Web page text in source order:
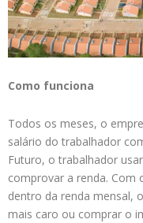
Como funciona
Todos os meses, o
salário do trabalhador
Futuro, o trabalhador
comprovar a renda. Com
dentro da renda mensal,
mais caro ou comprar o